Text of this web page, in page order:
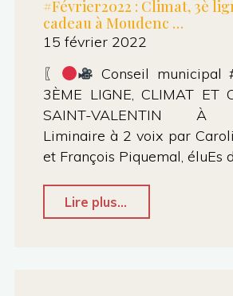
2022"
#Février2022 : Climat, 3è
cadeau à Moudenc …
15 février 2022
〖
Conseil municipal
3ÈME LIGNE, CLIMAT ET
SAINT-VALENTIN À
Liminaire à 2 voix par
et François Piquemal, éluEs
Lire plus...